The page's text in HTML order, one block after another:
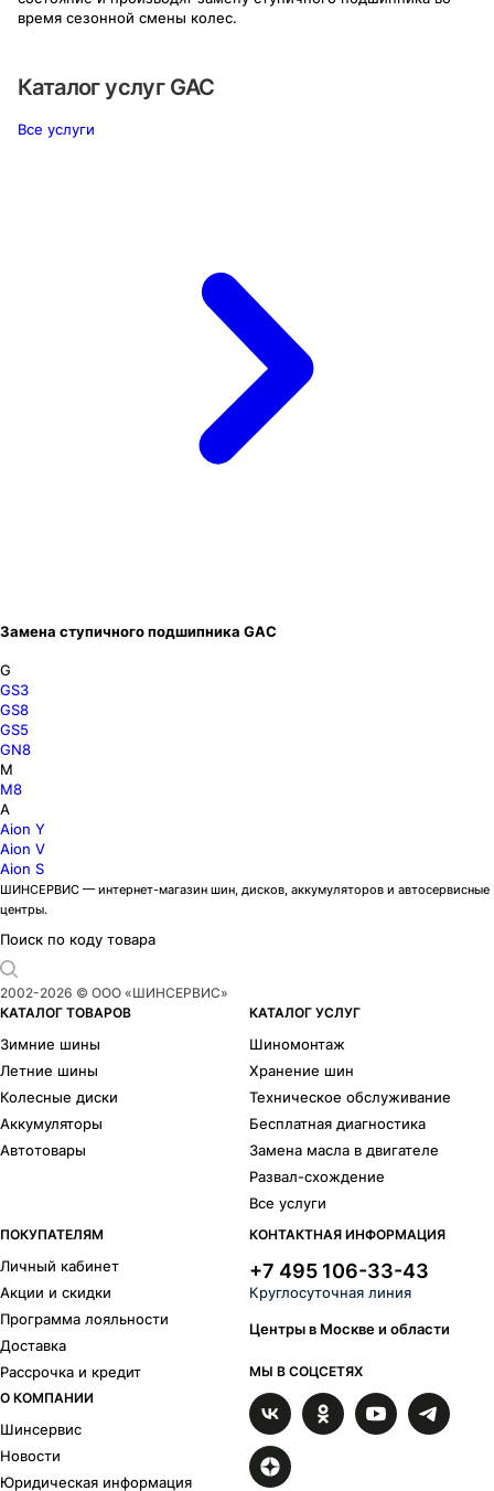
время сезонной смены колес.
Каталог услуг GAC
Все услуги
Замена ступичного подшипника GAC
G
GS3
GS8
GS5
GN8
M
M8
A
Aion Y
Aion V
Aion S
ШИНСЕРВИС — интернет-магазин шин, дисков, аккумуляторов и автосервисные
центры.
Поиск по коду товара
2002-2026 © ООО «ШИНСЕРВИС»
КАТАЛОГ ТОВАРОВ
Зимние шины
Летние шины
Колесные диски
Аккумуляторы
Автотовары
КАТАЛОГ УСЛУГ
Шиномонтаж
Хранение шин
Техническое обслуживание
Бесплатная диагностика
Замена масла в двигателе
Развал-схождение
Все услуги
ПОКУПАТЕЛЯМ
Личный кабинет
Акции и скидки
Программа лояльности
Доставка
Рассрочка и кредит
О КОМПАНИИ
Шинсервис
Новости
Юридическая информация
КОНТАКТНАЯ ИНФОРМАЦИЯ
+7 495 106-33-43
Круглосуточная линия
Центры в Москве и области
МЫ В СОЦСЕТЯХ